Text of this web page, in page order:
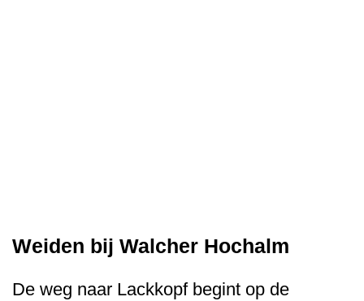
Weiden bij Walcher Hochalm
De weg naar Lackkopf begint op de